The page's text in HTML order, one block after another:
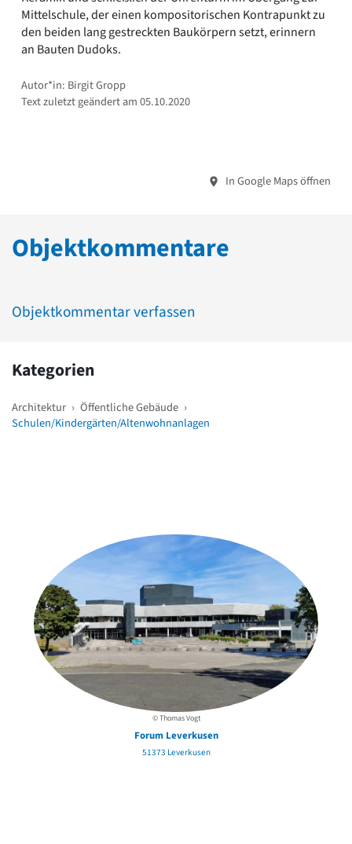
Mittelschule, der einen kompositorischen Kontrapunkt zu
den beiden lang gestreckten Baukörpern setzt, erinnern
an Bauten Dudoks.
Autor*in: Birgit Gropp
Text zuletzt geändert am 05.10.2020
In Google Maps öffnen
Objektkommentare
Objektkommentar verfassen
Kategorien
Architektur › Öffentliche Gebäude ›
Schulen/Kindergärten/Altenwohnanlagen
© Thomas Vogt
Forum Leverkusen
51373 Leverkusen